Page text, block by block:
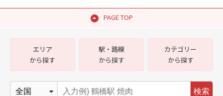
PAGE TOP
エリア
から探す
駅・路線
から探す
カテゴリー
から探す
検索